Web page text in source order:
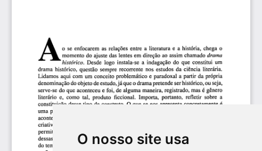
O nosso site usa